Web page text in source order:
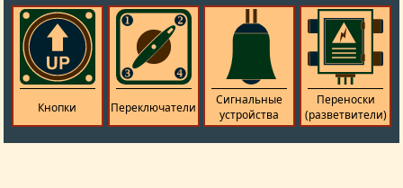
Кнопки Переключатели
Сигнальные
устройства
Переноски
(разветвители)